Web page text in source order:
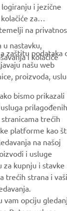
posebnim
kako
Privatnosti
i jezične
za
na
zaštitu podataka
našu web
proizvoda,
nastavku,
i kolačiće
bismo prikazali
prilagođenih
trećih
platforme kao
na našoj
i usluge
za kupnju i stavke
trećih strana i
vam opciju